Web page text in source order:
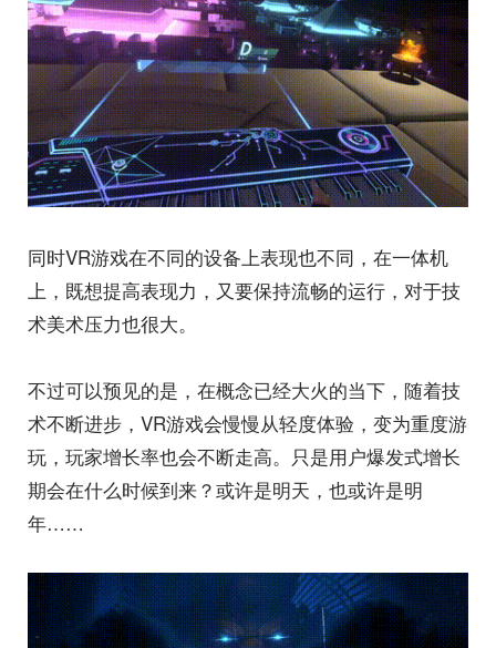
同时VR游戏在不同的设备上表现也不同，在一体机
上，既想提高表现力，又要保持流畅的运行，对于技
术美术压力也很大。
不过可以预见的是，在概念已经大火的当下，随着技
术不断进步，VR游戏会慢慢从轻度体验，变为重度游
玩，玩家增长率也会不断走高。只是用户爆发式增长
期会在什么时候到来？或许是明天，也或许是明
年……